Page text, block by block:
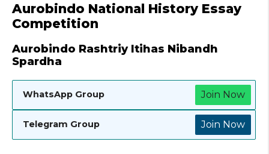
Aurobindo National History Essay
Competition
Aurobindo Rashtriy Itihas Nibandh
Spardha
WhatsApp Group Join Now
Telegram Group Join Now